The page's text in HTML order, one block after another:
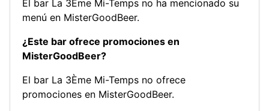
El bar La 3Ème Mi-Temps no ha mencionado su
menú en MisterGoodBeer.
¿Este bar ofrece promociones en
MisterGoodBeer?
El bar La 3Ème Mi-Temps no ofrece
promociones en MisterGoodBeer.